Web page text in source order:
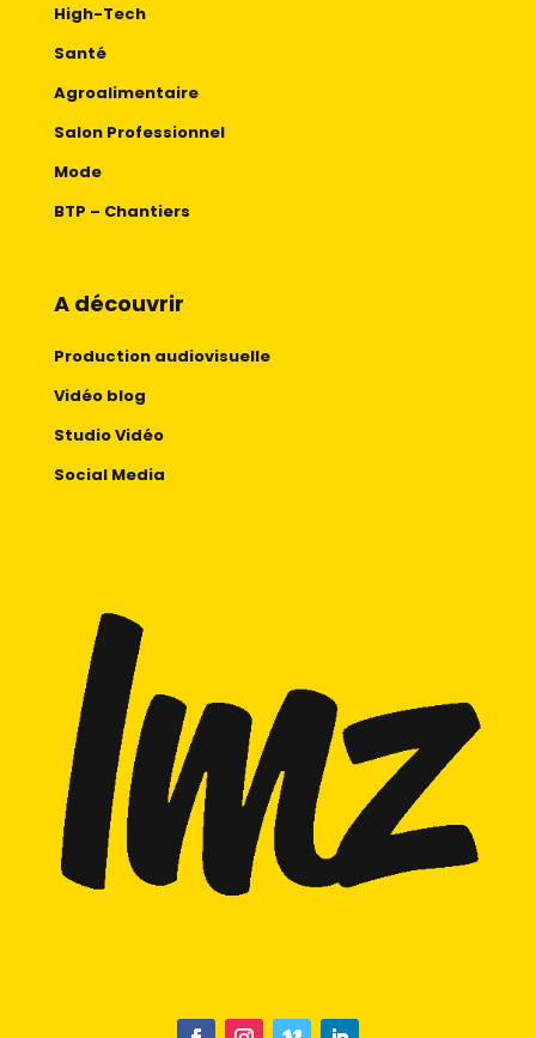
High-Tech
Santé
Agroalimentaire
Salon Professionnel
Mode
BTP – Chantiers
A découvrir
Production audiovisuelle
Vidéo blog
Studio Vidéo
Social Media